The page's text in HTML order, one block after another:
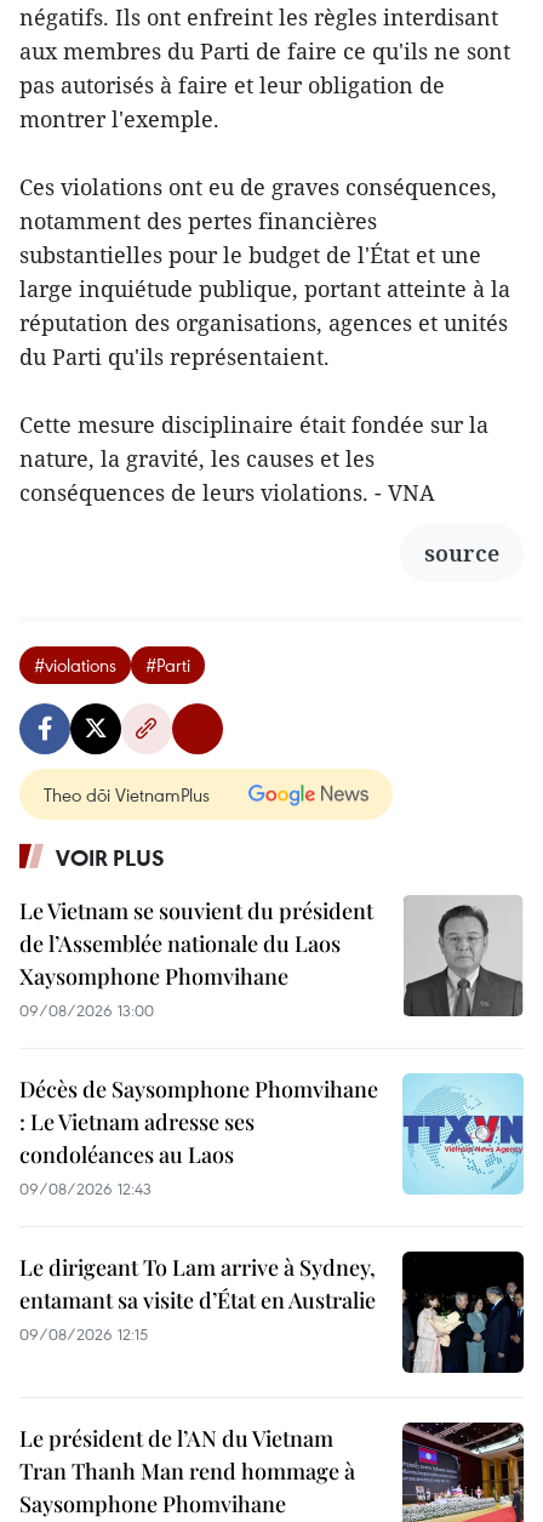
négatifs. Ils ont enfreint les règles interdisant
aux membres du Parti de faire ce qu'ils ne sont
pas autorisés à faire et leur obligation de
montrer l'exemple.
Ces violations ont eu de graves conséquences,
notamment des pertes financières
substantielles pour le budget de l'État et une
large inquiétude publique, portant atteinte à la
réputation des organisations, agences et unités
du Parti qu'ils représentaient.
Cette mesure disciplinaire était fondée sur la
nature, la gravité, les causes et les
conséquences de leurs violations. - VNA
source
#violations #Parti
Theo dõi VietnamPlus
VOIR PLUS
Le Vietnam se souvient du président
de l’Assemblée nationale du Laos
Xaysomphone Phomvihane
09/08/2026 13:00
Décès de Saysomphone Phomvihane
: Le Vietnam adresse ses
condoléances au Laos
09/08/2026 12:43
Le dirigeant To Lam arrive à Sydney,
entamant sa visite d’État en Australie
09/08/2026 12:15
Le président de l’AN du Vietnam
Tran Thanh Man rend hommage à
Saysomphone Phomvihane